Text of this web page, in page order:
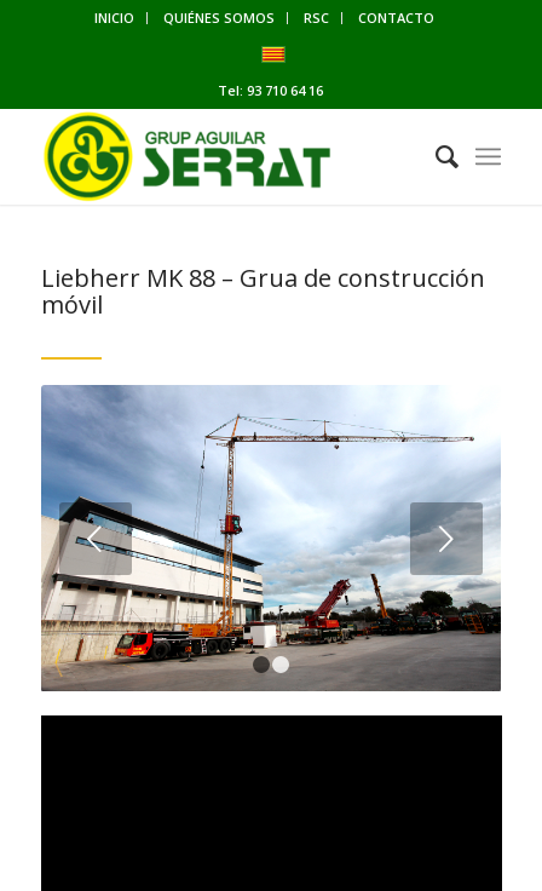
INICIO QUIÉNES SOMOS RSC CONTACTO
Tel:93 710 64 16
Liebherr MK 88 – Grua de construcción
móvil
Posterior